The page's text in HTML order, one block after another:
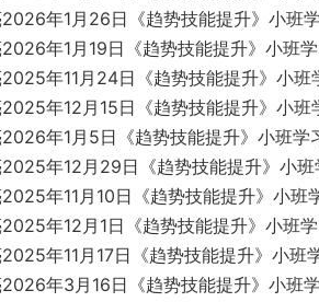
年1月26日《趋势技能提升》小班
年1月19日《趋势技能提升》小班
年11月24日《趋势技能提升》小班
年12月15日《趋势技能提升》小班
年1月5日《趋势技能提升》小班学
年12月29日《趋势技能提升》小
年11月10日《趋势技能提升》小班
年12月1日《趋势技能提升》小班
年11月17日《趋势技能提升》小班
年3月16日《趋势技能提升》小班